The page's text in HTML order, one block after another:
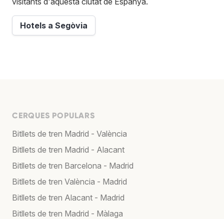
Hotels a Segòvia
CERQUES POPULARS
Bitllets de tren Madrid - València
Bitllets de tren Madrid - Alacant
Bitllets de tren Barcelona - Madrid
Bitllets de tren València - Madrid
Bitllets de tren Alacant - Madrid
Bitllets de tren Madrid - Màlaga